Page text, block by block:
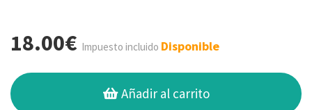
18.00€ Impuesto incluido Disponible
Añadir al carrito